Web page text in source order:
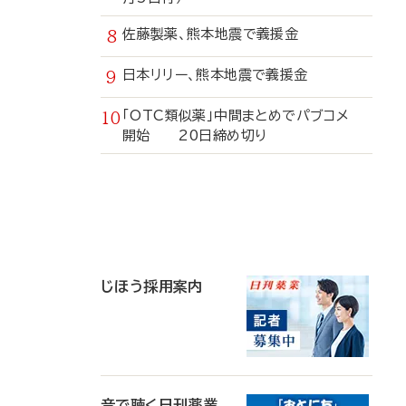
佐藤製薬、熊本地震で義援金
日本リリー、熊本地震で義援金
「OTC類似薬」中間まとめでパブコメ
開始 20日締め切り
じほう採用案内